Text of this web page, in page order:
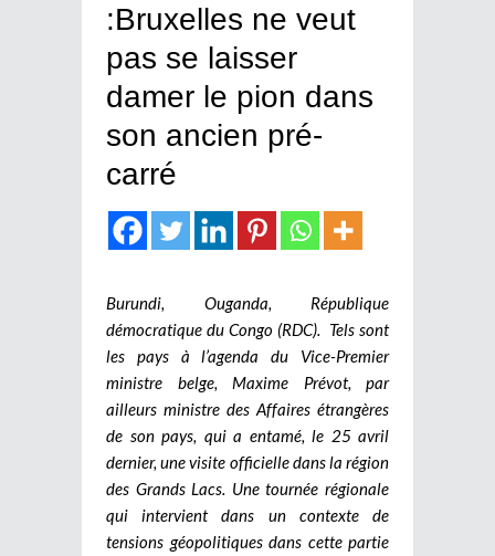
:Bruxelles ne veut
pas se laisser
damer le pion dans
son ancien pré-
carré
Burundi, Ouganda, République
démocratique du Congo (RDC). Tels sont
les pays à l’agenda du Vice-Premier
ministre belge, Maxime Prévot, par
ailleurs ministre des Affaires étrangères
de son pays, qui a entamé, le 25 avril
dernier, une visite officielle dans la région
des Grands Lacs. Une tournée régionale
qui intervient dans un contexte de
tensions géopolitiques dans cette partie